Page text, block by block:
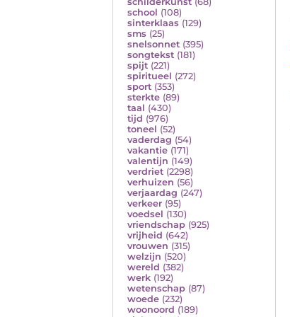
school (108)
sinterklaas (129)
sms (25)
snelsonnet (395)
songtekst (181)
spijt (221)
spiritueel (272)
sport (353)
sterkte (89)
taal (430)
tijd (976)
toneel (52)
vaderdag (54)
vakantie (171)
valentijn (149)
verdriet (2298)
verhuizen (56)
verjaardag (247)
verkeer (95)
voedsel (130)
vriendschap (925)
vrijheid (642)
vrouwen (315)
welzijn (520)
wereld (382)
werk (192)
wetenschap (87)
woede (232)
woonoord (189)